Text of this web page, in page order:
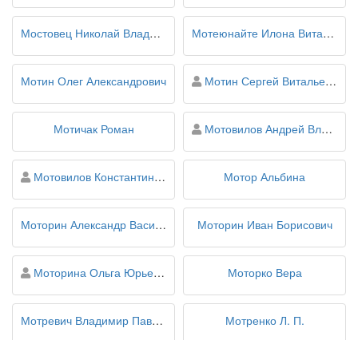
Мостовец Николай Владимирович Мотеюнайте Илона Витаутасовна
Мотин Олег Александрович персона
Мотин Сергей Витальевич
Мотичак Роман персона
Мотовилов Андрей Владимирович
персона
Мотовилов Константин Яковлевич Мотор Альбина
Моторин Александр Васильевич Моторин Иван Борисович
персона
Моторина Ольга Юрьевна Моторко Вера
Мотревич Владимир Павлович Мотренко Л. П.